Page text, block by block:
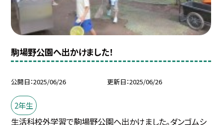
駒場野公園へ出かけました！
公開日 2025/06/26 更新日 2025/06/26
2年生
生活科校外学習で駒場野公園へ出かけました。ダンゴムシ